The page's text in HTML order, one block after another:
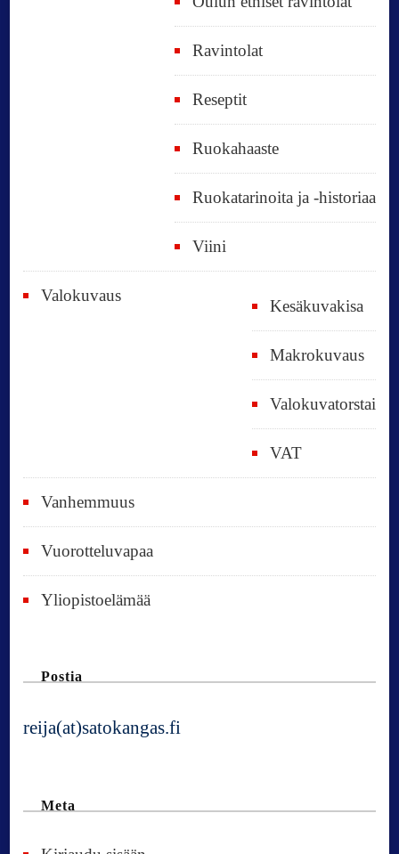
Ravintolat
Reseptit
Ruokahaaste
Ruokatarinoita ja -historiaa
Viini
Valokuvaus
Kesäkuvakisa
Makrokuvaus
Valokuvatorstai
VAT
Vanhemmuus
Vuorotteluvapaa
Yliopistoelämää
Postia
reija(at)satokangas.fi
Meta